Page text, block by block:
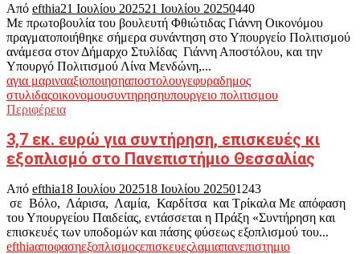
Από efthia21 Ιουλίου 202521 Ιουλίου 20250440
Με πρωτοβουλία του βουλευτή Φθιώτιδας Γιάννη Οικονόμου
πραγματοποιήθηκε σήμερα συνάντηση στο Υπουργείο Πολιτισμού
ανάμεσα στον Δήμαρχο Στυλίδας Γιάννη Αποστόλου, και την
Υπουργό Πολιτισμού Λίνα Μενδώνη,...
αγια μαρινααξιοποιησηαποστολουγεφυραδημος
στυλιδαςοικονομουσυντηρησηυπουργειο πολιτισμου
Περιφέρεια
3,7 εκ. ευρώ για συντήρηση, επισκευές κι
εξοπλισμό στο Πανεπιστήμιο Θεσσαλίας
Από efthia18 Ιουλίου 202518 Ιουλίου 202501243
σε Βόλο, Λάρισα, Λαμία, Καρδίτσα και Τρίκαλα Με απόφαση
του Υπουργείου Παιδείας, εντάσσεται η Πράξη «Συντήρηση και
επισκευές των υποδομών και πάσης φύσεως εξοπλισμού του...
efthiaαποφασηεξοπλισμοςεπισκευεςλαμιαπανεπιστημιο